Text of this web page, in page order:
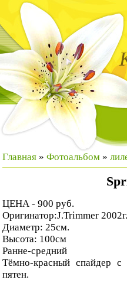
Главная » Фотоальбом »
ЦЕНА - 900 руб.
Оригинатор:J.Trimmer 2002г.
Диаметр: 25см.
Высота: 100см
Ранне-средний
Тёмно-красный спайдер
пятен.